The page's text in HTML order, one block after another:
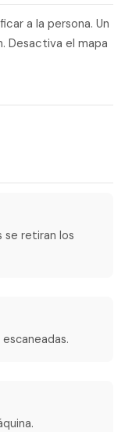
a la persona. Un
Desactiva el mapa
se retiran los